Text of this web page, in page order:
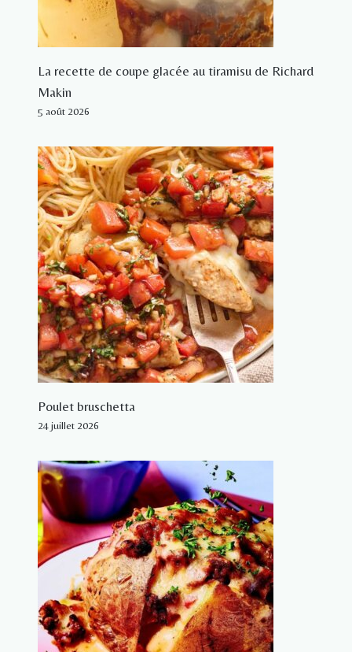
La recette de coupe glacée au tiramisu de Richard
Makin
5 août 2026
Poulet bruschetta
24 juillet 2026